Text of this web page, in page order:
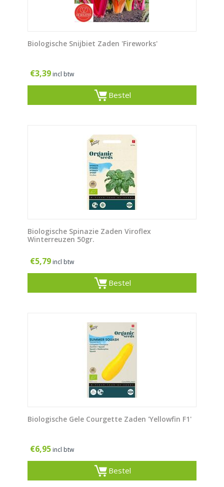
Biologische Snijbiet Zaden 'Fireworks'
€3,39 incl btw
Bestel
Biologische Spinazie Zaden Viroflex
Winterreuzen 50gr.
€5,79 incl btw
Bestel
Biologische Gele Courgette Zaden 'Yellowfin F1'
€6,95 incl btw
Bestel